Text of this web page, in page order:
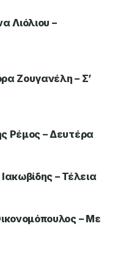
Λιόλιου –
Ζουγανέλη – Σ’
Ρέμος – Δευτέρα
– Τέλεια
– Με